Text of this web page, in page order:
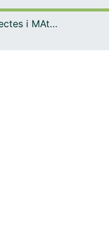
tot el DD
OMADO (Objectes i MAterials DOcents)